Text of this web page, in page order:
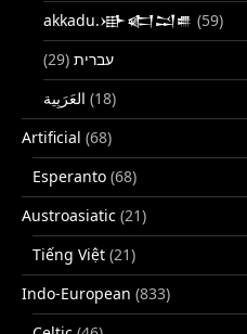
akkadu.𒀝𒅗𒁺𒌑 (59)
עברית (29)
(18)
Artificial (68)
Esperanto (68)
Austroasiatic (21)
Tiếng Việt (21)
Indo-European (833)